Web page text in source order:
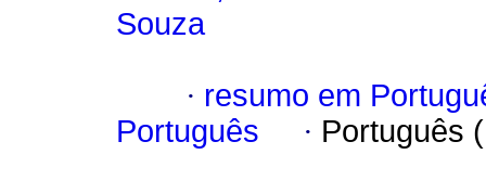
Souza
· resumo em
Português
· Português